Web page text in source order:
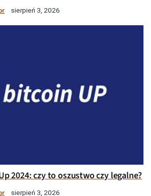
sierpień 3, 2026
2024: czy to oszustwo czy legalne?
sierpień 3, 2026